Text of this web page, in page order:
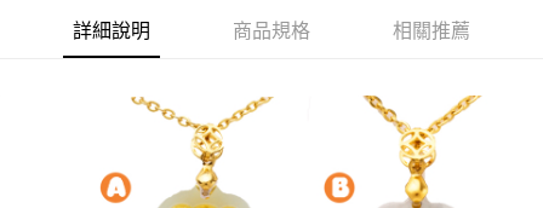
1.本服務由台灣大哥大提供，台灣大哥大用戶可立即使用無須另外申請。
2.付款方式選擇「大哥付你分期」，訂單成立後會自動跳轉到大哥付的交易
3.實際核准額度、可分期數及費用金額請依後續交易確認頁面所載為準。
4.訂單成立30分鐘內，如未前往確認交易或遇審核未通過，訂單將自動取
消。如遇「轉專審核」未通過狀況，表示未達大哥付你分期系統評分，恕無
法說明評估內容。
AFTEE先享後付
相關說明
AFTEE先享後付是「在收到商品之後才付款」的支付方式。 讓您購物簡單
１．簡單：不需註冊會員、不需綁卡、不需儲值。
２．便利：只要手機號碼，簡訊認證，即可結帳。
３．安心：先確認商品／服務後，再付款。
詳細說明 商品規格 相關推薦